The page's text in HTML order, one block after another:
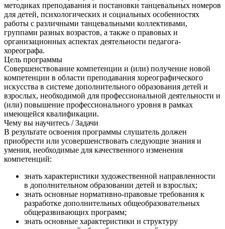
методиках преподавания и постановки танцевальных номеров
для детей, психологических и социальных особенностях
работы с различными танцевальными коллективами,
группами разных возрастов, а также о правовых и
организационных аспектах деятельности педагога-
хореографа.
Цель программы
Совершенствование компетенции и (или) получение новой
компетенции в области преподавания хореографического
искусства в системе дополнительного образования детей и
взрослых, необходимой для профессиональной деятельности и
(или) повышение профессионального уровня в рамках
имеющейся квалификации.
Чему вы научитесь / Задачи
В результате освоения программы слушатель должен
приобрести или усовершенствовать следующие знания и
умения, необходимые для качественного изменения
компетенций:
знать характеристики художественной направленности
в дополнительном образовании детей и взрослых;
знать основные нормативно-правовые требования к
разработке дополнительных общеобразовательных
общеразвивающих программ;
знать основные характеристики и структуру